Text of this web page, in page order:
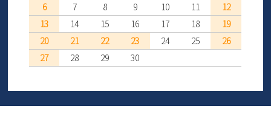
6
7 8 9 10 11
12
13
14 15 16 17 18
19
20
21 22 23 24 25
26
27
28 29 30